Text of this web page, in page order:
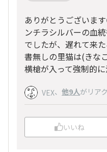
ありがとうございま
ンチラシルバーの血
でしたが、遅れて来
書無しの里猫は(きな
横槍が入って強制的
VEX、 他9人がリア
いいね